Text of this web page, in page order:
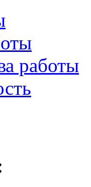
работы